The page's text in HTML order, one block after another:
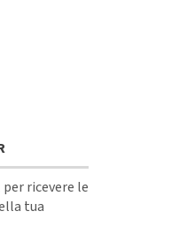
ricevere le
tua